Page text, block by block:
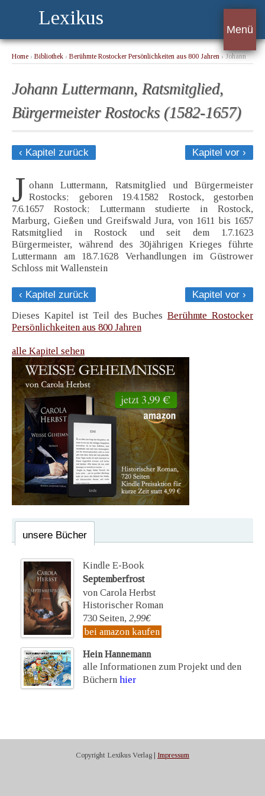
Lexikus
Menü
Home › Bibliothek › Berühmte Rostocker Persönlichkeiten aus 800 Jahren › Johann
Johann Luttermann, Ratsmitglied,
Bürgermeister Rostocks (1582-1657)
‹ Kapitel zurück Kapitel vor ›
J ohann Luttermann, Ratsmitglied und Bürgermeister
Rostocks; geboren 19.4.1582 Rostock, gestorben
7.6.1657 Rostock; Luttermann studierte in Rostock,
Marburg, Gießen und Greifswald Jura, von 1611 bis 1657
Ratsmitglied in Rostock und seit dem 1.7.1623
Bürgermeister, während des 30jährigen Krieges führte
Luttermann am 18.7.1628 Verhandlungen im Güstrower
Schloss mit Wallenstein
‹ Kapitel zurück
Kapitel vor ›
Dieses Kapitel ist Teil des Buches Berühmte Rostocker
Persönlichkeiten aus 800 Jahren
alle Kapitel sehen
unsere Bücher
Kindle E-Book
Septemberfrost
von Carola Herbst
Historischer Roman
730 Seiten, 2,99€
bei amazon kaufen
Hein Hannemann
alle Informationen zum Projekt und den
Büchern hier
Copyright Lexikus Verlag | Impressum